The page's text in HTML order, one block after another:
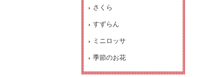
さくら
すずらん
ミニロッサ
季節のお花